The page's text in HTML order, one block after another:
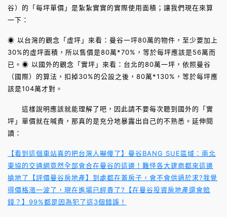
谷）的「每坪單價」是紮紮實實的實際使用面積；讓我們現在來算
一下：
◉ 以台灣的觀念「虛坪」來看：曼谷一坪80萬的物件，至少要加上
30%的虛坪面積，所以售價是80萬*70%，等於每坪應該是56萬而
已。◉ 以國外的觀念「實坪」來看：台北的80萬一坪，依照曼谷
（國際）的算法，扣掉30%的公設之後，80萬*130%，等於每坪應
該是104萬才對。
這樣說明應該就能理解了吧，因此請不要每次聽到國外的「實
坪」單價就在喊貴，那真的是充分地暴露出自己的不熟悉。延伸閱
讀：
【看到這個車站真的把台灣人嚇傻了】曼谷BANG SUE區域：南北
東協的交通網竟然全部會合在曼谷的這邊！難怪各大建商都來這邊
搶地了
【評價曼谷房地產】到處都在蓋房子，會不會供過於求?我覺
得價格漲一波了，現在進場已經貴了?
【在曼谷投資房地產還會賠
錢？】99%都是因為犯了這3個錯誤！